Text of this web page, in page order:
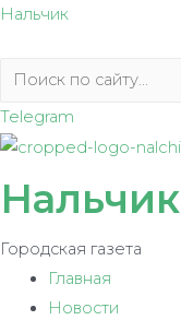
Перейти
содержимому
Нальчик
Telegram
Нальчик
Городская газета
Главная
Новости